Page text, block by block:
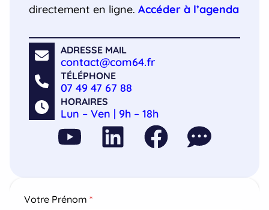
directement en ligne. Accéder à l’agenda
ADRESSE MAIL
contact@com64.fr
TÉLÉPHONE
07 49 47 67 88
HORAIRES
Lun – Ven | 9h – 18h
Votre Prénom *